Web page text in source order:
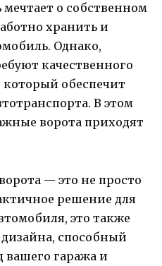
о собственном
хранить и
Однако,
качественного
обеспечит
В этом
ворота приходят
— это не просто
решение для
это также
способный
гаража и